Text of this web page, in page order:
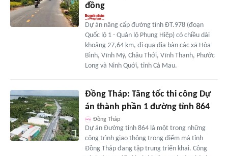
đồng
Dự án nâng cấp đường tỉnh ĐT.978 (đoạn
Quốc lộ 1 - Quản lộ Phụng Hiệp) có chiều dài
khoảng 27,64 km, đi qua địa bàn các xã Hòa
Bình, Vĩnh Mỹ, Châu Thới, Vĩnh Thanh, Phước
Long và Ninh Quới, tỉnh Cà Mau.
Đồng Tháp: Tăng tốc thi công Dự
án thành phần 1 đường tỉnh 864
Đồng Tháp
Dự án Đường tỉnh 864 là một trong những
công trình giao thông trọng điểm mà tỉnh
Đồng Tháp đang tập trung triển khai. Công